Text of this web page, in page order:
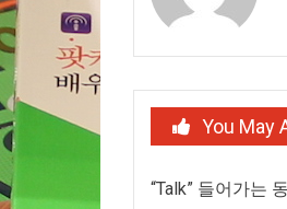
You May
“Talk” 들어가는